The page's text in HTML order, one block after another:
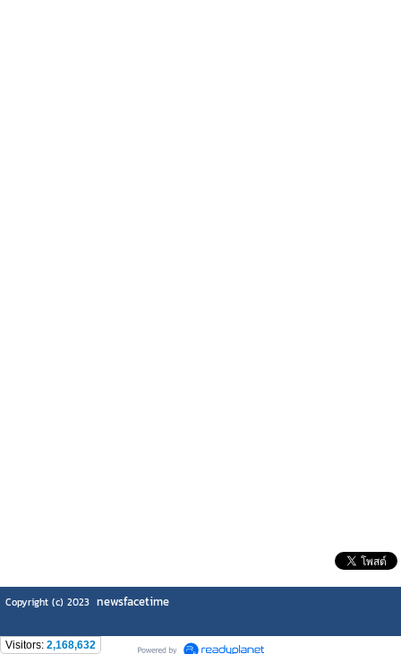
Copyright (c) 2023 newsfacetime
Visitors: 2,168,632